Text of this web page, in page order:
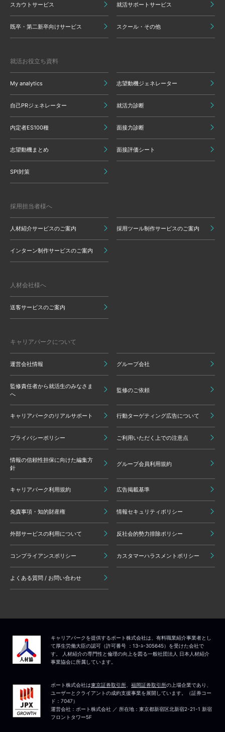
スカウトサービス 就活サポートサービス
既卒・第二新卒向けサービス スクール・その他
就活お役立ち資料
My analytics 志望動機ジェネレーター
自己PRジェネレーター 就活力診断
内定者ES100種 面接力診断
志望動機まとめ 面接評価シート
SPI対策
採用担当者様へ
人材紹介サービスのご案内 採用ツール制作サービスのご案内
インターン制作サービスのご案内
人材会社様へ
送客サービスのご案内
キャリアパークについて
運営会社情報 グループ会社
監修責任者から就活生のみなさま
へ
監修のご依頼
キャリアパークのリアルサポート 行動ターゲティング広告について
プライバシーポリシー ご利用いただく上での注意点
情報の信頼性担保に向けた編集方
針
グループ会員利用規約
キャリアパーク利用規約 広告掲載基準
免責事項・知的財産権 情報セキュリティポリシー
外部サービスの利用について 反社会的勢力排除ポリシー
コンプライアンスポリシー カスタマーハラスメントポリシー
よくある質問 / お問い合わせ